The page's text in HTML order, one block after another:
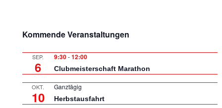
Kommende Veranstaltungen
SEP.
6
9:30-12:00
Clubmeisterschaft Marathon
OKT.
10
Ganztägig
Herbstausfahrt